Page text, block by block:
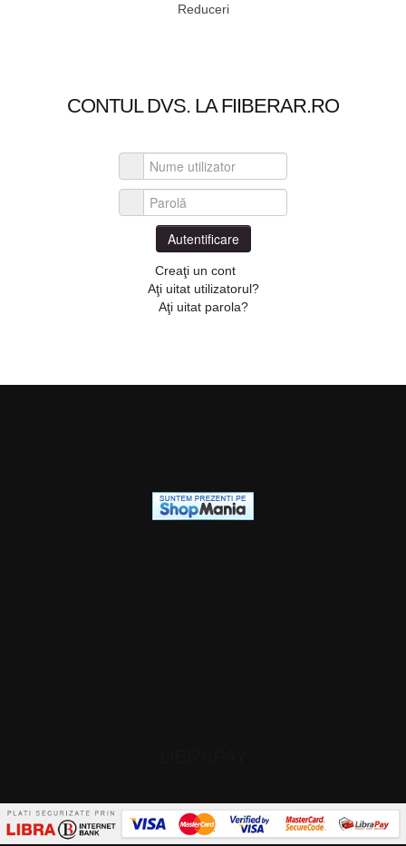
Reduceri
CONTUL DVS. LA FIIBERAR.RO
Nume utilizator
Parolă
Autentificare
Creaţi un cont
Aţi uitat utilizatorul?
Aţi uitat parola?